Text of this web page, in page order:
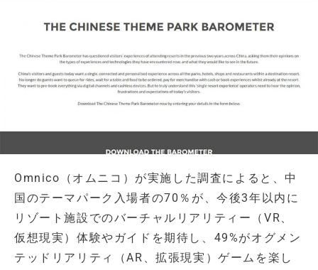
Omnico（オムニコ）が実施した調査によると、中
国のテーマパーク入場者の70％が、今後3年以内に
リゾート施設でのバーチャルリアリティー（VR、
仮想現実）体験やガイドを期待し、49%がオグメン
テッドリアリティ（AR、拡張現実）ゲームを楽し